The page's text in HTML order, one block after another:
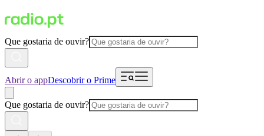
Que gostaria de ouvir?
Abrir o appDescobrir o Prime
Que gostaria de ouvir?